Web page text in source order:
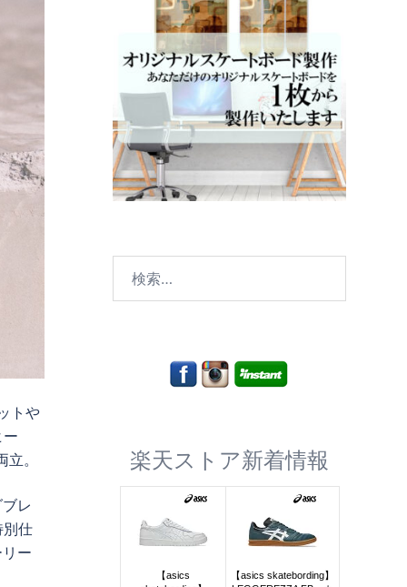
トや
。
レ
別仕
ー
楽天ストア新着情報